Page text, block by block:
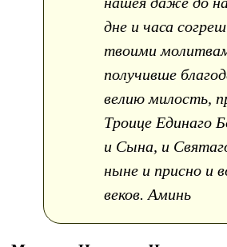
дне и часа
твоими
получивше
велию милость,
Троице Единаго
и Сына, и
ныне и присно и
веков. Аминь